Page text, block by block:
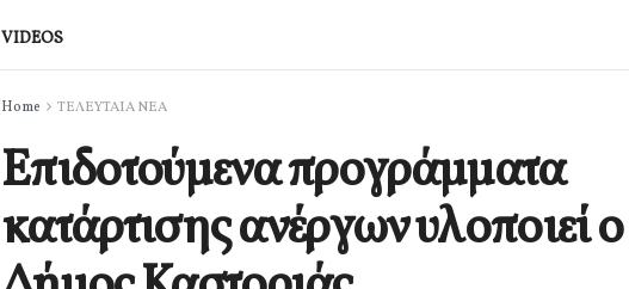
VIDEOS
Home ΤΕΛΕΥΤΑΙΑ ΝΕΑ
Επιδοτούμενα προγράμματα
κατάρτισης ανέργων υλοποιεί ο